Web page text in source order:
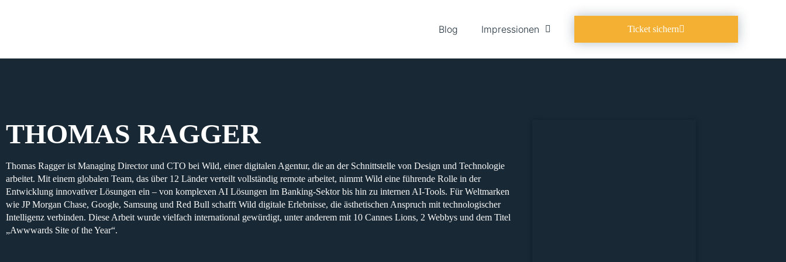
Blog Impressionen Ticket sichern
THOMAS RAGGER
Thomas Ragger ist Managing Director und CTO bei Wild, einer digitalen Agentur, die an der Schnittstelle von Design und Technologie
arbeitet. Mit einem globalen Team, das über 12 Länder verteilt vollständig remote arbeitet, nimmt Wild eine führende Rolle in der
Entwicklung innovativer Lösungen ein – von komplexen AI Lösungen im Banking-Sektor bis hin zu internen AI-Tools. Für Weltmarken
wie JP Morgan Chase, Google, Samsung und Red Bull schafft Wild digitale Erlebnisse, die ästhetischen Anspruch mit technologischer
Intelligenz verbinden. Diese Arbeit wurde vielfach international gewürdigt, unter anderem mit 10 Cannes Lions, 2 Webbys und dem Titel
„Awwwards Site of the Year“.